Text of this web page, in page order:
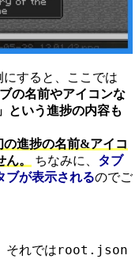
にすると、ここでは
の名前やアイコンな
という進捗の内容も
進捗の名前&アイコ
。
ちなみに、 タブ
ブが表示されるのでご
それではroot.json